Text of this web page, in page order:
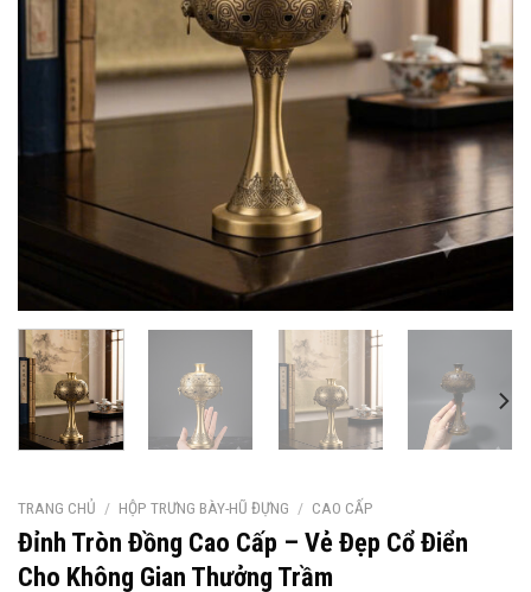
TRANG CHỦ / HỘP TRƯNG BÀY-HŨ ĐỰNG / CAO CẤP
Đỉnh Tròn Đồng Cao Cấp – Vẻ Đẹp Cổ Điển
Cho Không Gian Thưởng Trầm